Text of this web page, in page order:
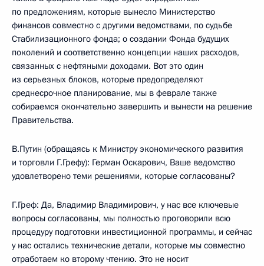
по предложениям, которые вынесло Министерство
финансов совместно с другими ведомствами, по судьбе
Стабилизационного фонда; о создании Фонда будущих
поколений и соответственно концепции наших расходов,
связанных с нефтяными доходами. Вот это один
из серьезных блоков, которые предопределяют
среднесрочное планирование, мы в феврале также
собираемся окончательно завершить и вынести на решение
Правительства.
В.Путин (обращаясь к Министру экономического развития
и торговли Г.Грефу): Герман Оскарович, Ваше ведомство
удовлетворено теми решениями, которые согласованы?
Г.Греф: Да, Владимир Владимирович, у нас все ключевые
вопросы согласованы, мы полностью проговорили всю
процедуру подготовки инвестиционной программы, и сейчас
у нас остались технические детали, которые мы совместно
отработаем ко второму чтению. Это не носит